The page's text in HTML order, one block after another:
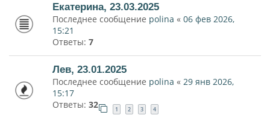
Екатерина, 23.03.2025
Последнее сообщение polina « 06 фев 2026,
15:21
Ответы: 7
Лев, 23.01.2025
Последнее сообщение polina « 29 янв 2026,
15:17
Ответы: 32 1 2 3 4